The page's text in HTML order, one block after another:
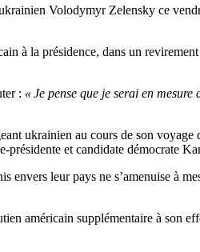
Volodymyr Zelensky ce
à la présidence, dans un
: « Je pense que je serai en
ukrainien au cours de son
présidente et candidate démocrate
envers leur pays ne s’amenuise à
américain supplémentaire à son